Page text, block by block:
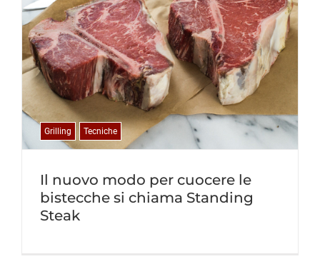
Il nuovo modo per cuocere le
bistecche si chiama Standing
Steak
Grilling Tecniche